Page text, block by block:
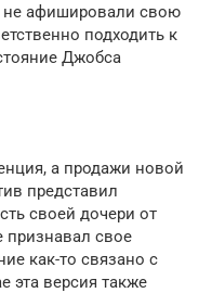
не афишировали свою
подходить к
Джобса
а продажи новой
представил
своей дочери от
признавал свое
как-то связано с
эта версия также